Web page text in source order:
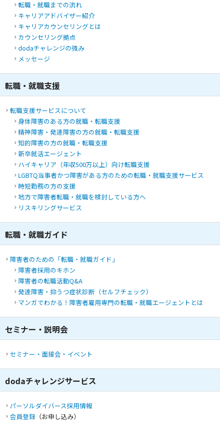
転職・就職までの流れ
キャリアアドバイザー紹介
キャリアカウンセリングとは
カウンセリング拠点
dodaチャレンジの強み
メッセージ
転職・就職支援
転職支援サービスについて
身体障害のある方の就職・転職支援
精神障害・発達障害の方の就職・転職支援
知的障害の方の就職・転職支援
新卒就活エージェント
ハイキャリア（年収500万以上）向け転職支援
LGBTQ当事者かつ障害がある方のための転職・就職支援サービス
時短勤務の方の支援
地方で障害者転職・就職を検討している方へ
リスキリングサービス
転職・就職ガイド
障害者のための「転職・就職ガイド」
障害者採用のキホン
障害者の転職活動Q&A
発達障害・抑うつ症状診断（セルフチェック）
マンガでわかる！障害者雇用専門の転職・就職エージェントとは
セミナー・説明会
セミナー・面接会・イベント
dodaチャレンジサービス
パーソルダイバース採用情報
会員登録 （お申し込み）